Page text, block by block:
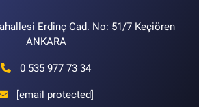
Erdinç Cad. No: 51/7 Keçiören
ANKARA
0 535 977 73 34
[email protected]